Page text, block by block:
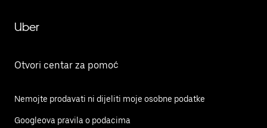
Uber
Otvori centar za pomoć
Nemojte prodavati ni dijeliti moje osobne podatke
Googleova pravila o podacima